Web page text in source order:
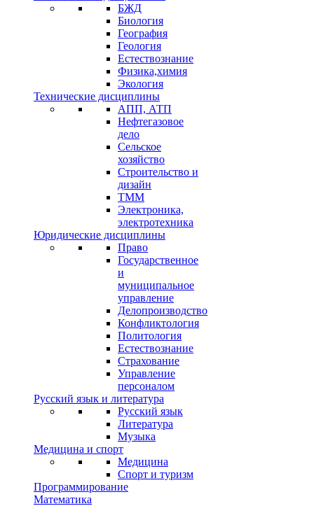
БЖД
Биология
География
Геология
Естествознание
Физика,химия
Экология
Технические дисциплины
АПП, АТП
Нефтегазовое
дело
Сельское
хозяйство
Строительство и
дизайн
ТММ
Электроника,
электротехника
Юридические дисциплины
Право
Государственное
и
муниципальное
управление
Делопроизводство
Конфликтология
Политология
Естествознание
Страхование
Управление
персоналом
Русский язык и литература
Русский язык
Литература
Музыка
Медицина и спорт
Медицина
Спорт и туризм
Программирование
Математика